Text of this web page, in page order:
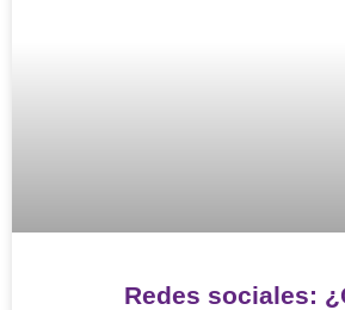
Redes sociales: